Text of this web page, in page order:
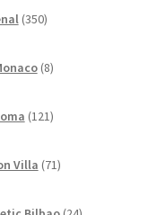
350izdelkov
8izdelkov
121izdelkov
Villa 71izdelkov